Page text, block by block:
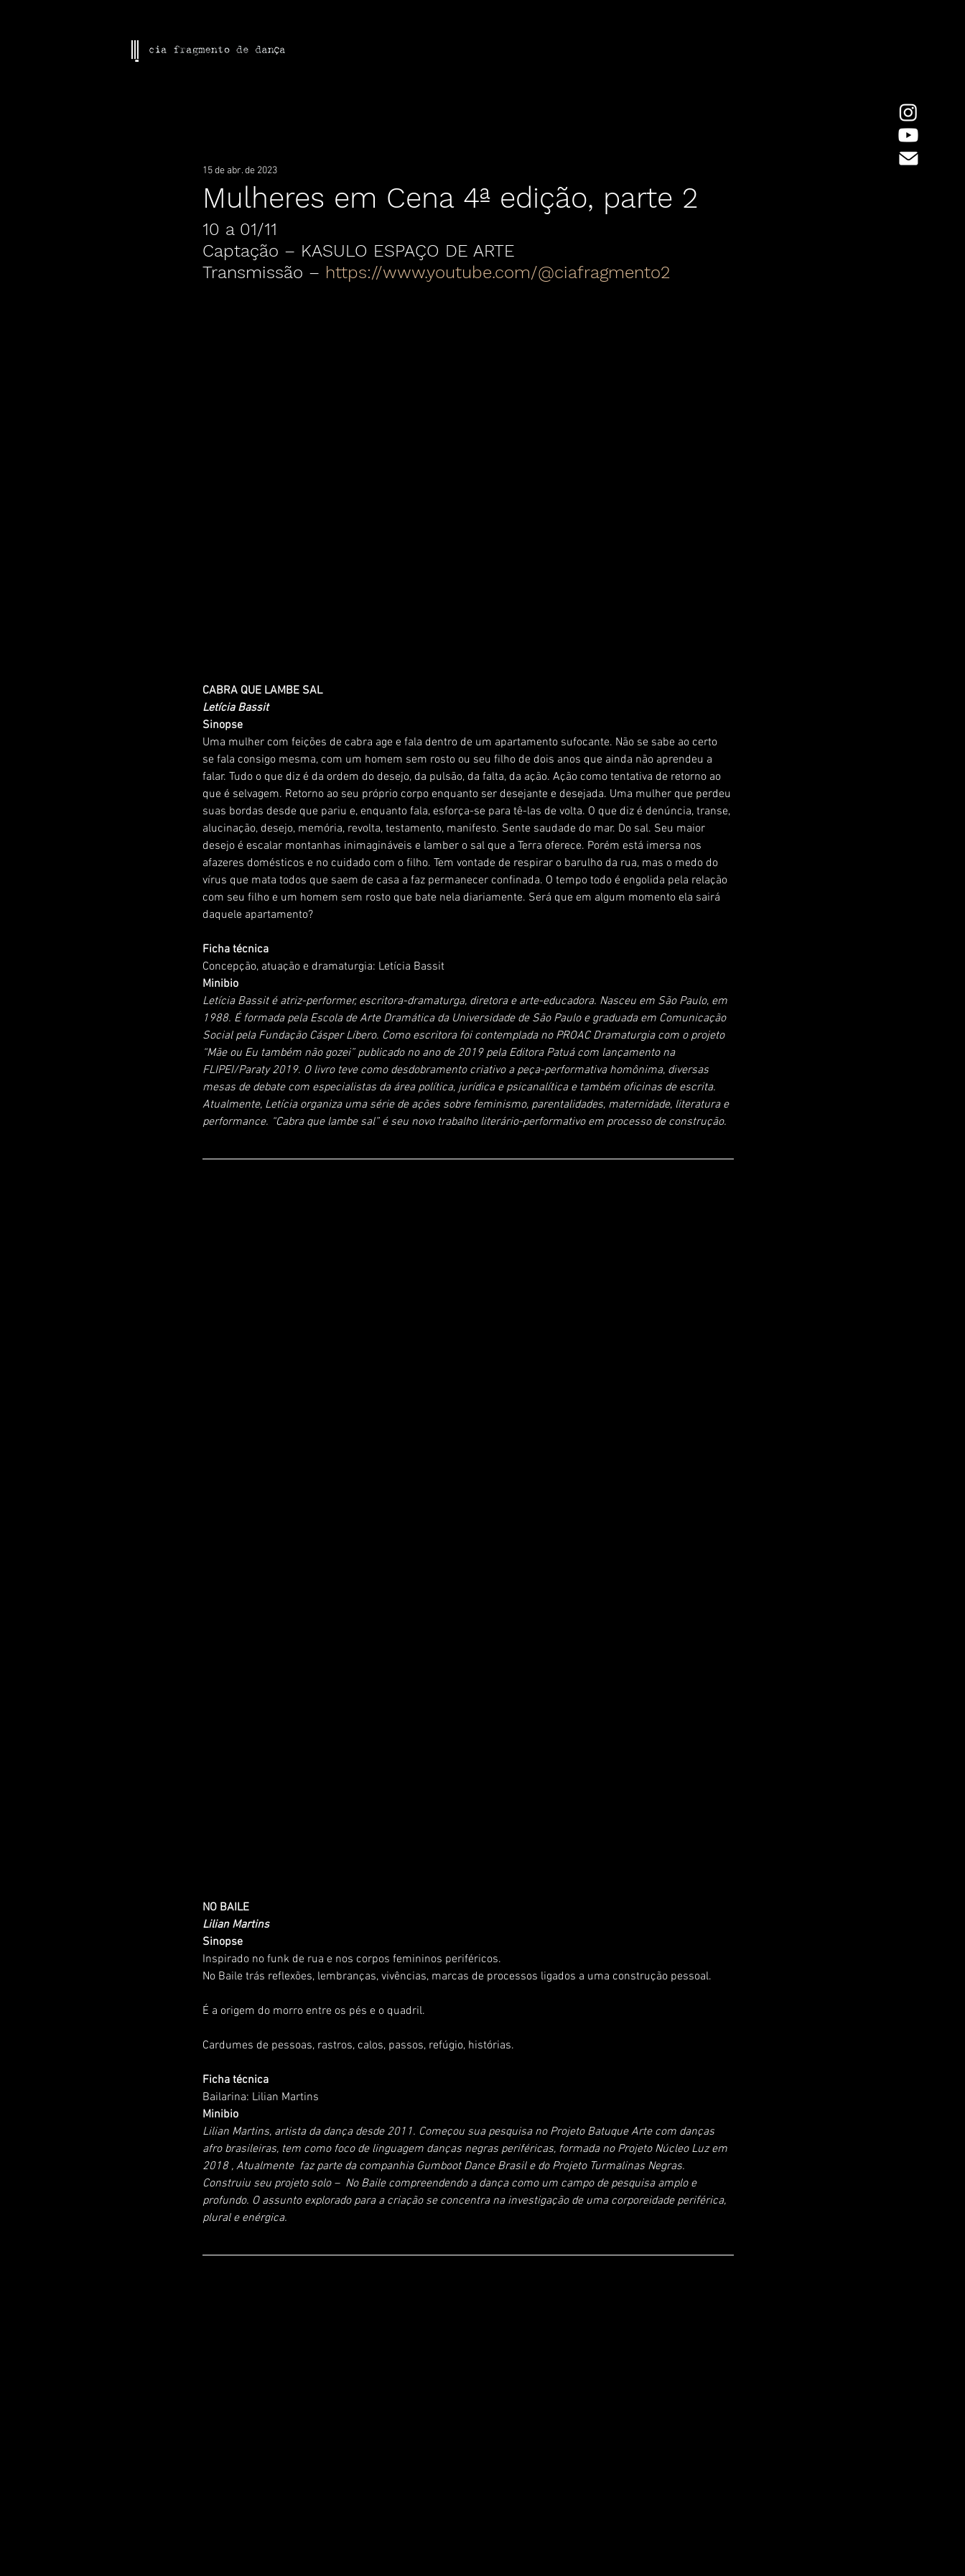
Mulheres em Cena 4ª edição, parte 2
15 de abr. de 2023
10 a 01/11
Captação – KASULO ESPAÇO DE ARTE
Transmissão – https://www.youtube.com/@ciafragmento2
CABRA QUE LAMBE SAL
Letícia Bassit
Sinopse
Uma mulher com feições de cabra age e fala dentro de um apartamento sufocante. Não se sabe ao certo
se fala consigo mesma, com um homem sem rosto ou seu filho de dois anos que ainda não aprendeu a
falar. Tudo o que diz é da ordem do desejo, da pulsão, da falta, da ação. Ação como tentativa de retorno ao
que é selvagem. Retorno ao seu próprio corpo enquanto ser desejante e desejada. Uma mulher que perdeu
suas bordas desde que pariu e, enquanto fala, esforça-se para tê-las de volta. O que diz é denúncia, transe,
alucinação, desejo, memória, revolta, testamento, manifesto. Sente saudade do mar. Do sal. Seu maior
desejo é escalar montanhas inimagináveis e lamber o sal que a Terra oferece. Porém está imersa nos
afazeres domésticos e no cuidado com o filho. Tem vontade de respirar o barulho da rua, mas o medo do
vírus que mata todos que saem de casa a faz permanecer confinada. O tempo todo é engolida pela relação
com seu filho e um homem sem rosto que bate nela diariamente. Será que em algum momento ela sairá
daquele apartamento?
Ficha técnica
Concepção, atuação e dramaturgia: Letícia Bassit
Minibio
Letícia Bassit é atriz-performer, escritora-dramaturga, diretora e arte-educadora. Nasceu em São Paulo, em
1988. É formada pela Escola de Arte Dramática da Universidade de São Paulo e graduada em Comunicação
Social pela Fundação Cásper Líbero. Como escritora foi contemplada no PROAC Dramaturgia com o projeto
“Mãe ou Eu também não gozei” publicado no ano de 2019 pela Editora Patuá com lançamento na
FLIPEI/Paraty 2019. O livro teve como desdobramento criativo a peça-performativa homônima, diversas
mesas de debate com especialistas da área política, jurídica e psicanalítica e também oficinas de escrita.
Atualmente, Letícia organiza uma série de ações sobre feminismo, parentalidades, maternidade, literatura e
performance. “Cabra que lambe sal” é seu novo trabalho literário-performativo em processo de construção.
NO BAILE
Lilian Martins
Sinopse
Inspirado no funk de rua e nos corpos femininos periféricos.
No Baile trás reflexões, lembranças, vivências, marcas de processos ligados a uma construção pessoal.
É a origem do morro entre os pés e o quadril.
Cardumes de pessoas, rastros, calos, passos, refúgio, histórias.
Ficha técnica
Bailarina: Lilian Martins
Minibio
Lilian Martins, artista da dança desde 2011. Começou sua pesquisa no Projeto Batuque Arte com danças
afro brasileiras, tem como foco de linguagem danças negras periféricas, formada no Projeto Núcleo Luz em
2018 , Atualmente  faz parte da companhia Gumboot Dance Brasil e do Projeto Turmalinas Negras.
Construiu seu projeto solo –  No Baile compreendendo a dança como um campo de pesquisa amplo e
profundo. O assunto explorado para a criação se concentra na investigação de uma corporeidade periférica,
plural e enérgica.